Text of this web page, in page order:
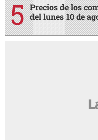
Precios de los
del lunes 10 de